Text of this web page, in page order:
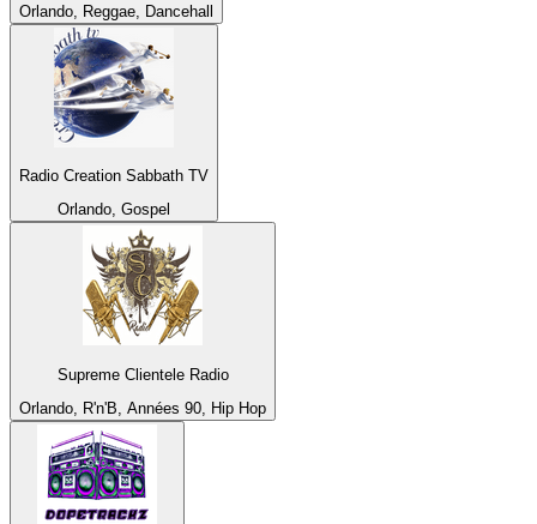
Orlando, Reggae, Dancehall
Radio Creation Sabbath TV
Orlando, Gospel
Supreme Clientele Radio
Orlando, R'n'B, Années 90, Hip Hop